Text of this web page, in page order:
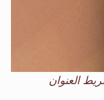
العنوان